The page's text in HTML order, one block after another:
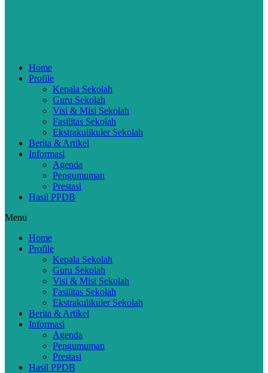
Home
Profile
Kepala Sekolah
Guru Sekolah
Visi & Misi Sekolah
Fasilitas Sekolah
Ekstrakulikuler Sekolah
Berita & Artikel
Informasi
Agenda
Pengumuman
Prestasi
Hasil PPDB
Menu
Home
Profile
Kepala Sekolah
Guru Sekolah
Visi & Misi Sekolah
Fasilitas Sekolah
Ekstrakulikuler Sekolah
Berita & Artikel
Informasi
Agenda
Pengumuman
Prestasi
Hasil PPDB